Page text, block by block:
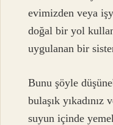
evimizden veya
doğal bir yol
uygulanan bir
Bunu şöyle
bulaşık
suyun içinde